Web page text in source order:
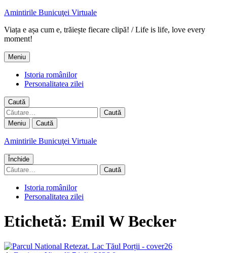
Amintirile Bunicuţei Virtuale
Viața e așa cum e, trăiește fiecare clipă! / Life is life, love every
moment!
Meniu
Istoria românilor
Personalitatea zilei
Caută
Caută
după:
Meniu Caută
Amintirile Bunicuţei Virtuale
Închide
Caută
după:
Istoria românilor
Personalitatea zilei
Etichetă: Emil W Becker